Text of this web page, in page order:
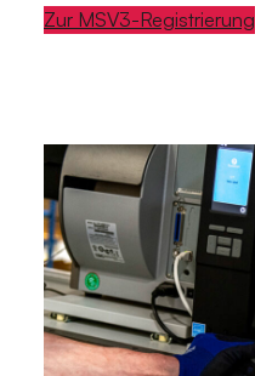
Zur MSV3-Registrierung